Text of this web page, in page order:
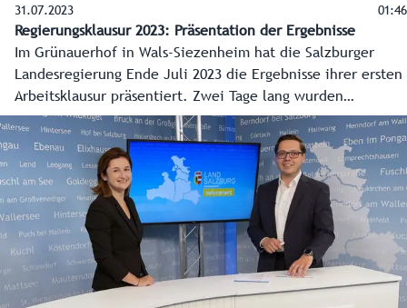
31.07.2023 01:46
Regierungsklausur 2023: Präsentation der Ergebnisse
Im Grünauerhof in Wals-Siezenheim hat die Salzburger
Landesregierung Ende Juli 2023 die Ergebnisse ihrer ersten
Arbeitsklausur präsentiert. Zwei Tage lang wurden
gemeinsam konkrete Maßnahmen für die Bereiche Energie,
Wohnen, Arbeitsmarkt sowie Gesundheit und Pflege
erarbeitet.